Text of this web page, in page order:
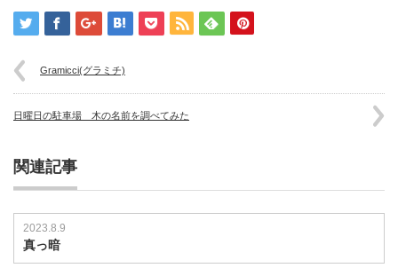
表
会
Gramicci(グラミチ)
日曜日の駐車場 木の名前を調べてみた
関連記事
2023.8.9
真っ暗